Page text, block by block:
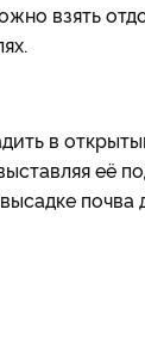
взять
в
её